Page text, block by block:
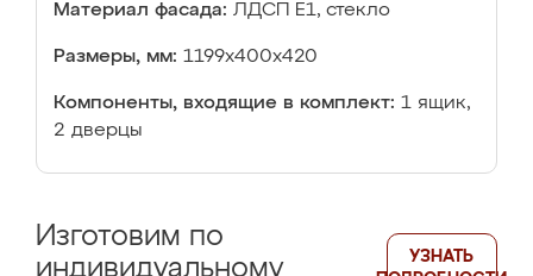
Материал фасада: ЛДСП Е1, стекло
Размеры, мм: 1199х400х420
Компоненты, входящие в комплект: 1 ящик,
2 дверцы
Изготовим по
индивидуальному
УЗНАТЬ